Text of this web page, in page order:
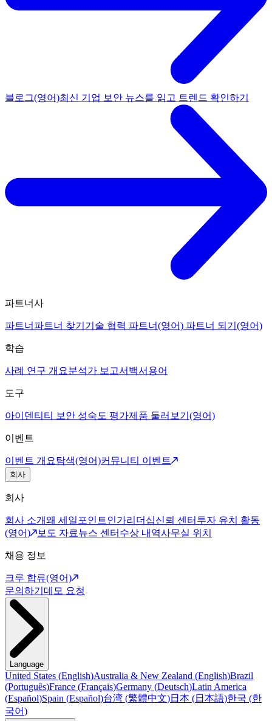
블로그(영어)최신 기업 보안 뉴스를 읽고 트렌드 확인하기
파트너사
파트너 파트너 찾기 기술 협력 파트너(영어) 파트너 되기(영어)
학습
사례 연구 개요분석가 보고서 백서 용어
도구
아이덴티티 보안 성숙도 평가제품 둘러보기(영어)
이벤트
이벤트 개요탐색(영어)커뮤니티 이벤트
회사
회사
회사 소개왜 세일포인트인가리더십신뢰 센터 투자 유치 활동
(영어)
보도 자료뉴스 센터 수상 내역사무실 위치
채용 정보
크루 합류(영어)
문의하기 데모 요청
Language
United States (English)Australia & New Zealand (English)Brazil
(Português)France (Français)Germany (Deutsch)Latin America
(Español)Spain (Español)台湾 (繁體中文)日本 (日本語)한국 (한
국어)